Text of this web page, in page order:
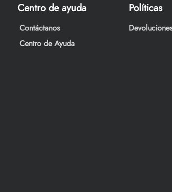
Centro de ayuda
Contáctanos
Centro de Ayuda
Políticas